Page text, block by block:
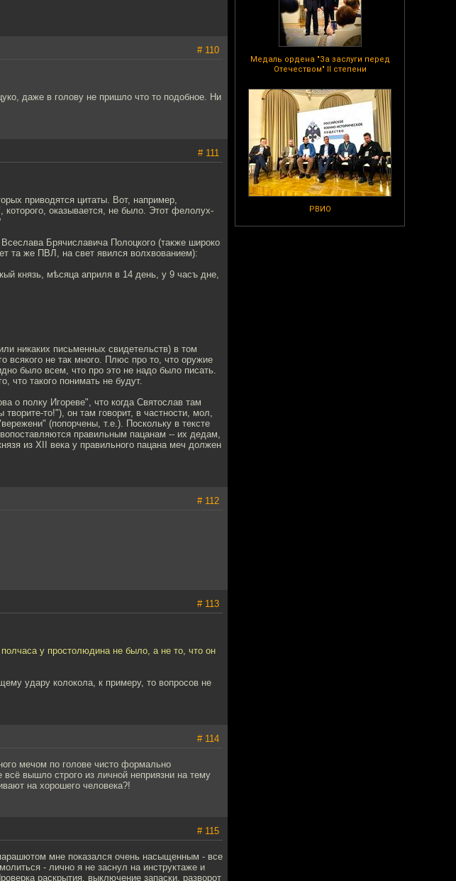
Медаль ордена "За заслуги перед
Отечеством" II степени
РВИО
# 110
даже в голову не пришло что то подобное. Ни
# 111
приводятся цитаты. Вот, например,
оказывается, не было. Этот фелолух-
Брячиславича Полоцкого (также широко
та же ПВЛ, на свет явился волхвованием):
князь, мѣсяца априля в 14 день, у 9 часъ дне,
никаких письменных свидетельств) в том
всякого не так много. Плюс про то, что оружие
было всем, что про это не надо было писать.
что такого понимать не будут.
о полку Игореве", что когда Святослав там
то!"), он там говорит, в частности, мол,
(попорчены, т.е.). Поскольку в тексте
правильным пацанам -- их дедам,
из XII века у правильного пацана меч должен
# 112
# 113
у простолюдина не было, а не то, что он
удару колокола, к примеру, то вопросов не
# 114
мечом по голове чисто формально
вышло строго из личной неприязни на тему
на хорошего человека?!
# 115
мне показался очень насыщенным - все
- лично я не заснул на инструктаже и
раскрытия, выключение запаски, разворот